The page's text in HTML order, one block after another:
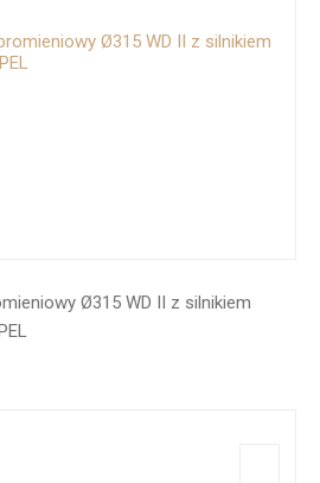
Ø315 WD II z silnikiem